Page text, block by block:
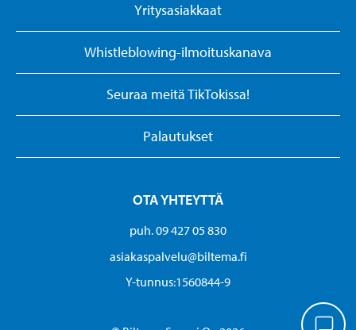
Yritysasiakkaat
Whistleblowing-ilmoituskanava
Seuraa meitä TikTokissa!
Palautukset
OTA YHTEYTTÄ
puh. 09 427 05 830
asiakaspalvelu@biltema.fi
Y-tunnus:1560844-9